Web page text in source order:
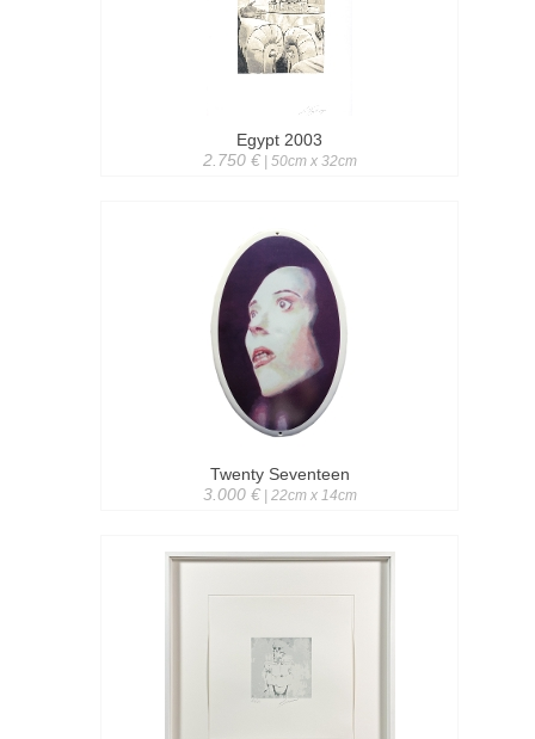
Egypt 2003
2.750 €| 50cm x 32cm
Twenty Seventeen
3.000 €| 22cm x 14cm